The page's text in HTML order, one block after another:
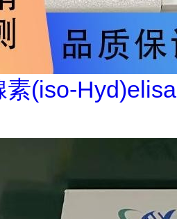
素(iso-Hyd)elisa